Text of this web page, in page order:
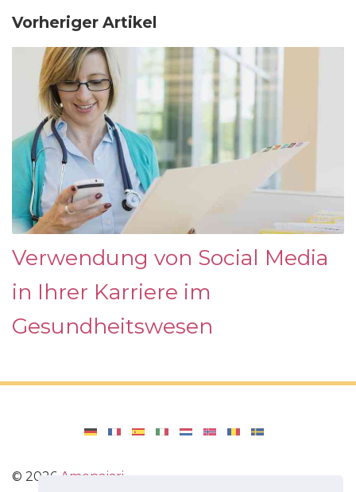
Vorheriger Artikel
Verwendung von Social Media
in Ihrer Karriere im
Gesundheitswesen
© 2026 Amenajari